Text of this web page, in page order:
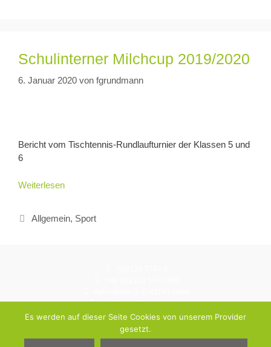
Schulinterner Milchcup 2019/2020
6. Januar 2020 von fgrundmann
Bericht vom Tischtennis-Rundlaufturnier der Klassen 5 und
6
Weiterlesen
Allgemein, Sport
schulbuero@gymhaan.de
Instagram: gymnasium.haan
© Städtisches Gymnasium Haan 2026
Es werden auf dieser Seite Cookies von unserem Provider
gesetzt.